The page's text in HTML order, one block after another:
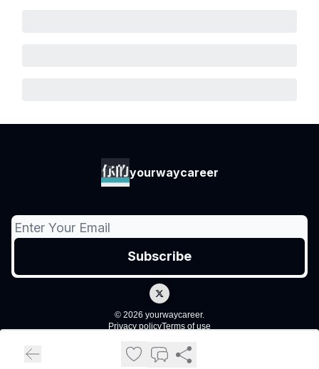
yourwaycareer
© 2026 yourwaycareer.
Privacy policyTerms of use
Powered by beehiiv